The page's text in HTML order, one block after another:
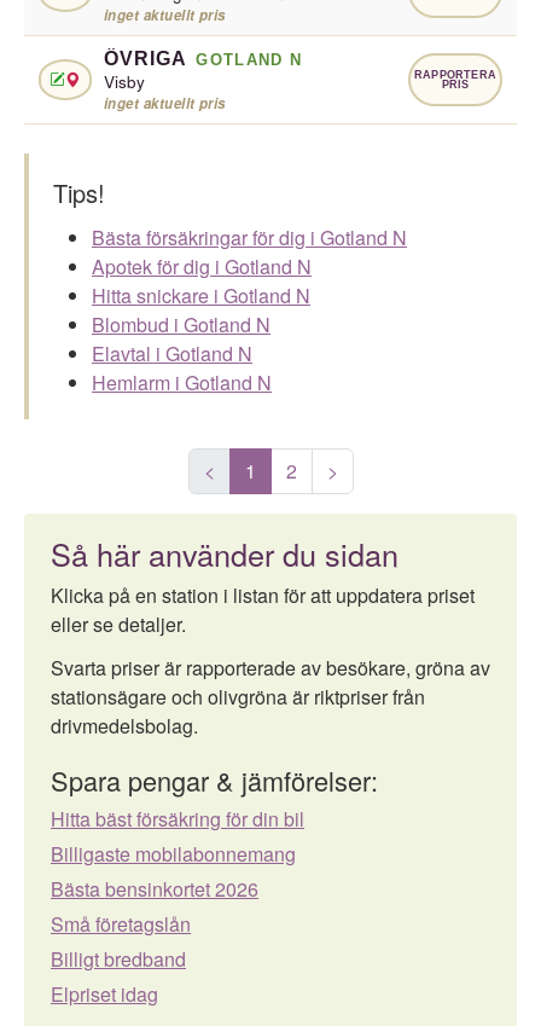
inget aktuellt pris
ÖVRIGA GOTLAND N
Visby
inget aktuellt pris
RAPPORTERA
PRIS
Tips!
Bästa försäkringar för dig i Gotland N
Apotek för dig i Gotland N
Hitta snickare i Gotland N
Blombud i Gotland N
Elavtal i Gotland N
Hemlarm i Gotland N
< 1 2 >
Så här använder du sidan
Klicka på en station i listan för att uppdatera priset
eller se detaljer.
Svarta priser är rapporterade av besökare, gröna av
stationsägare och olivgröna är riktpriser från
drivmedelsbolag.
Spara pengar & jämförelser:
Hitta bäst försäkring för din bil
Billigaste mobilabonnemang
Bästa bensinkortet 2026
Små företagslån
Billigt bredband
Elpriset idag